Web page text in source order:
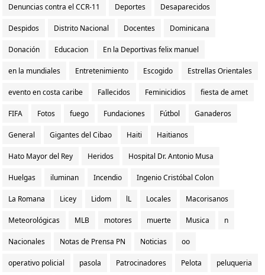
Denuncias contra el CCR-11 Deportes Desaparecidos
Despidos Distrito Nacional Docentes Dominicana
Donación Educacion En la Deportivas felix manuel
en la mundiales Entretenimiento Escogido Estrellas Orientales
evento en costa caribe Fallecidos Feminicidios fiesta de amet
FIFA Fotos fuego Fundaciones Fútbol Ganaderos
General Gigantes del Cibao Haiti Haitianos
Hato Mayor del Rey Heridos Hospital Dr. Antonio Musa
Huelgas iluminan Incendio Ingenio Cristóbal Colon
La Romana Licey Lidom lL Locales Macorisanos
Meteorológicas MLB motores muerte Musica n
Nacionales Notas de Prensa PN Noticias oo
operativo policial pasola Patrocinadores Pelota peluqueria